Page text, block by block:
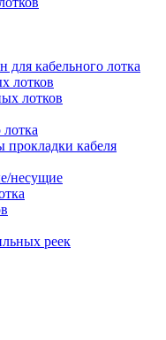
кабельного лотка
лотков
лотков
кабеля
несущие
реек